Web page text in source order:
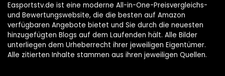
Easportstv.de ist eine moderne All-in-One-Preisvergleichs-
und Bewertungswebsite, die die besten auf Amazon
verfügbaren Angebote bietet und Sie durch die neuesten
hinzugefügten Blogs auf dem Laufenden hält. Alle Bilder
unterliegen dem Urheberrecht ihrer jeweiligen Eigentümer.
Alle zitierten Inhalte stammen aus ihren jeweiligen Quellen.